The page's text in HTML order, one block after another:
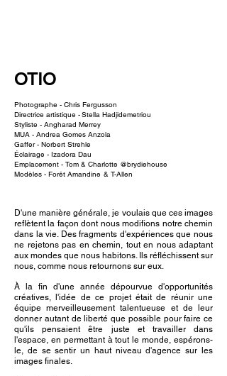
OTIO
Photographe - Chris Fergusson
Directrice artistique -Stella Hadjidemetriou
Styliste - Angharad Merrey
MUA - Andrea Gomes Anzola
Gaffer - Norbert Strehle
Éclairage - Izadora Dau
Emplacement - Tom & Charlotte @brydiehouse
Modèles - Forêt Amandine & T-Allen
D'une manière générale, je voulais que ces images
reflètent la façon dont nous modifions notre chemin
dans la vie. Des fragments d'expériences que nous
ne rejetons pas en chemin, tout en nous adaptant
aux mondes que nous habitons. Ils réfléchissent sur
nous, comme nous retournons sur eux.
À la fin d'une année dépourvue d'opportunités
créatives, l'idée de ce projet était de réunir une
équipe merveilleusement talentueuse et de leur
donner autant de liberté que possible pour faire ce
qu'ils pensaient être juste et travailler dans
l'espace, en permettant à tout le monde, espérons-
le, de se sentir un haut niveau d'agence sur les
images finales.